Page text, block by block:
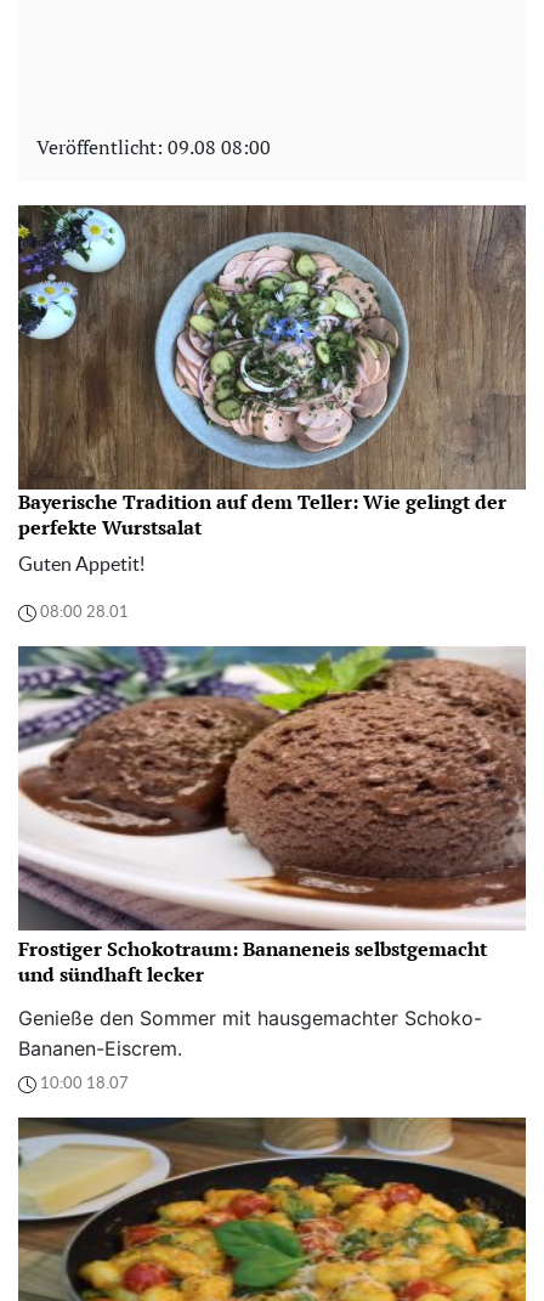
Veröffentlicht: 09.08 08:00
Bayerische Tradition auf dem Teller: Wie gelingt der
perfekte Wurstsalat
Guten Appetit!
08:00 28.01
Frostiger Schokotraum: Bananeneis selbstgemacht
und sündhaft lecker
Genieße den Sommer mit hausgemachter Schoko-
Bananen-Eiscrem.
10:00 18.07